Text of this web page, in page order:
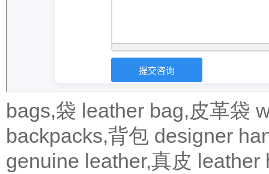
bags,袋 leather bag,皮革袋
backpacks,背包 designer
genuine leather,真皮 leather